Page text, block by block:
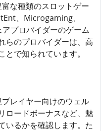
富な種類のスロットゲー
、Microgaming、
プロバイダーのゲーム
らのプロバイダーは、高
で知られています。
プレイヤー向けのウェル
ロードボーナスなど、魅
いるかを確認します。た